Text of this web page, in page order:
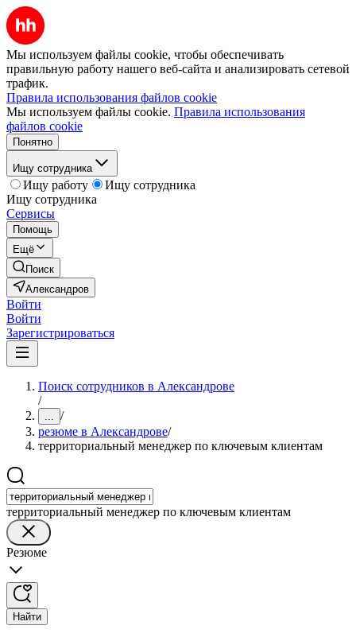
Мы используем файлы cookie, чтобы обеспечивать
правильную работу нашего веб-сайта и анализировать сетевой
трафик.
Правила использования файлов cookie
Мы используем файлы cookie. Правила использования
файлов cookie
Понятно
Ищу сотрудника
Ищу работу
Ищу сотрудника
Ищу сотрудника
Сервисы
Помощь
Ещё
Поиск
Александров
Войти
Войти
Зарегистрироваться
Поиск сотрудников в Александрове
/
... /
резюме в Александрове/
территориальный менеджер по ключевым клиентам
территориальный менеджер по ключевым клиентам
Резюме
Найти